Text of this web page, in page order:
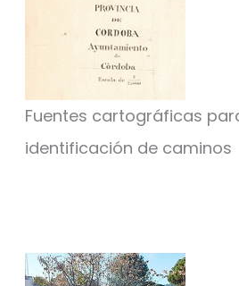
Fuentes cartográficas
identificación de caminos